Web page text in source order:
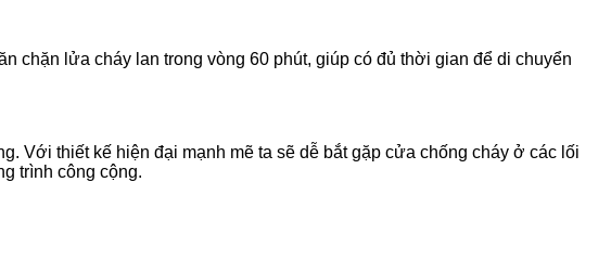
chặn lửa cháy lan trong vòng 60 phút, giúp có đủ thời gian để di chuyển
Với thiết kế hiện đại mạnh mẽ ta sẽ dễ bắt gặp cửa chống cháy ở các lối
trình công cộng.